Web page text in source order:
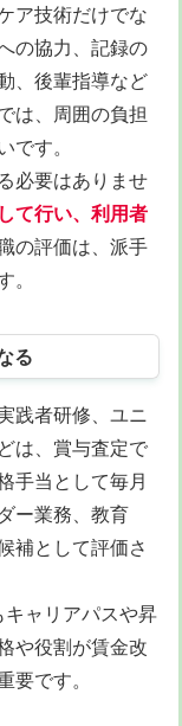
ア技術だけでな
の協力、記録の
、後輩指導など
は、周囲の負担
です。
必要はありませ
て行い、利用者
の評価は、派手
。
る
践者研修、ユニ
は、賞与査定で
手当として毎月
ー業務、教育
補として評価さ
ャリアパスや昇
や役割が賃金改
要です。